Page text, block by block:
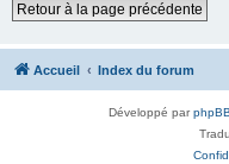
Retour à la page précédente
Accueil Index du forum
Développé parphpBB